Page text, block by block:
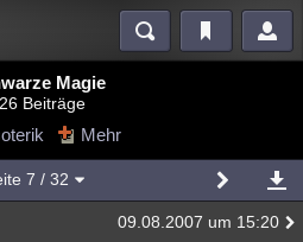
Blogs Videos
Mystery Kriminalfälle
Magie
Beiträge
Mehr
7 / 32
09.08.2007 um 15:20